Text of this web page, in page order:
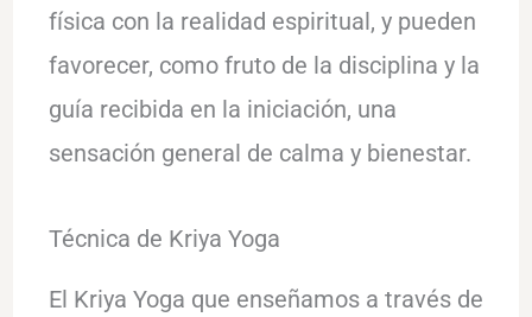
física con la realidad espiritual, y pueden
favorecer, como fruto de la disciplina y la
guía recibida en la iniciación, una
sensación general de calma y bienestar.
Técnica de Kriya Yoga
El Kriya Yoga que enseñamos a través de